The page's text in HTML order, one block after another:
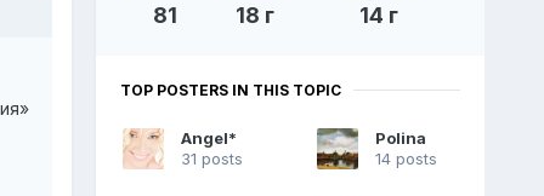
81 18 г 14 г
TOP POSTERS IN THIS TOPIC
Angel*
31 posts
Polina
14 posts